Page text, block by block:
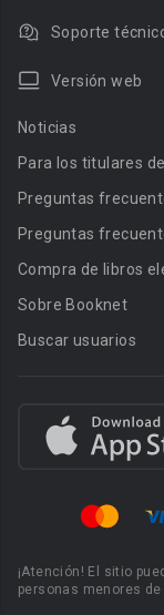
Soporte
Versión web
Noticias
Para los titulares
Preguntas
Preguntas
Compra de libros
Sobre Booknet
Buscar usuarios
¡Atención! El sitio
personas menores de